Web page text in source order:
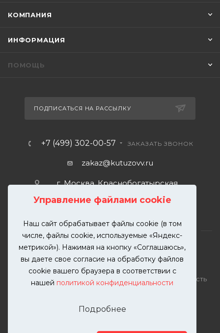
Управление файлами cookie
Наш сайт обрабатывает файлы cookie (в том
числе, файлы cookie, используемые «Яндекс-
метрикой»). Нажимая на кнопку «Соглашаюсь»,
вы даете свое согласие на обработку файлов
cookie вашего браузера в соответствии с
нашей политикой конфиденциальности
Подробнее
КОМПАНИЯ
ИНФОРМАЦИЯ
ПОМОЩЬ
ПОДПИСАТЬСЯ НА РАССЫЛКУ
+7 (499) 302-00-57 ЗАКАЗАТЬ ЗВОНОК
zakaz@kutuzovv.ru
г. Москва, Краснобогатырская
2026 © KUTUZOVV | Кузовной ремонт и покраска
автомобилей. Вся информация на сайте – собственность
разрешения запрещена. Все права защищены.